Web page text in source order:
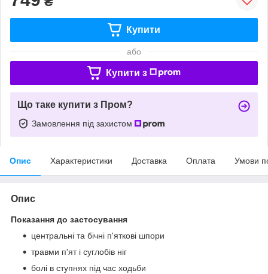
Купити
або
Купити з
Що таке купити з Пром?
Замовлення під захистом
Опис Характеристики Доставка Оплата Умови
Опис
Показання до застосування
центральні та бічні п'яткові шпори
травми п'ят і суглобів ніг
болі в ступнях під час ходьби